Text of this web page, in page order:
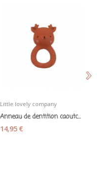
Little lovely company
Anneau de dentition caoutchouc naturel marron...
14,95 €